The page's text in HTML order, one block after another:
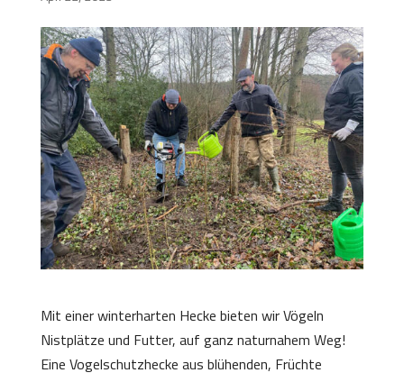
Mit einer winterharten Hecke bieten wir Vögeln
Nistplätze und Futter, auf ganz naturnahem Weg!
Eine Vogelschutzhecke aus blühenden, Früchte